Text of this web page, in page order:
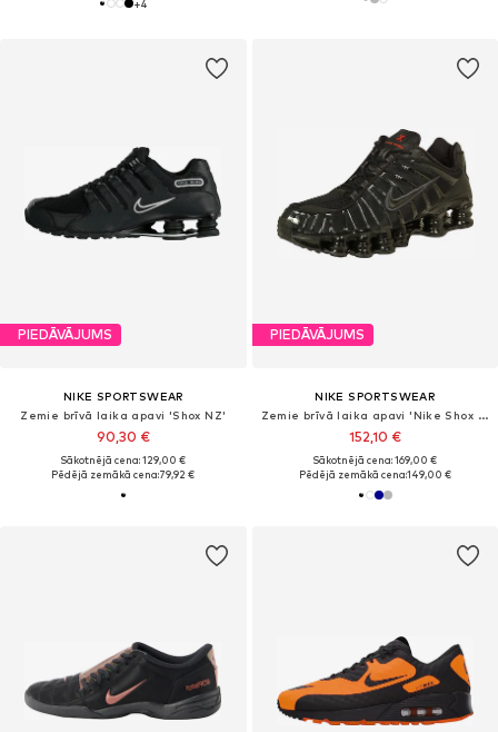
+4
PIEDĀVĀJUMS
NIKE SPORTSWEAR
Zemie brīvā laika apavi 'Shox NZ'
90,30 €
Sākotnējā cena: 129,00 €
Pēdējā zemākā cena:79,92 €
PIEDĀVĀJUMS
NIKE SPORTSWEAR
Zemie brīvā laika apavi 'Nike Shox TL'
152,10 €
Sākotnējā cena: 169,00 €
Pēdējā zemākā cena:149,00 €